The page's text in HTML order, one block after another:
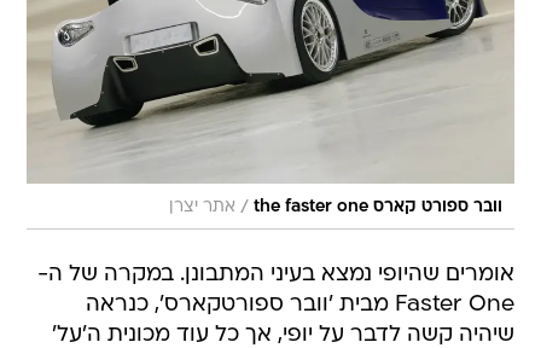
וובר ספורט קארס the faster one / אתר יצרן
אומרים שהיופי נמצא בעיני המתבונן. במקרה של ה-
Faster One מבית 'וובר ספורטקארס', כנראה
שיהיה קשה לדבר על יופי, אך כל עוד מכונית ה'על'